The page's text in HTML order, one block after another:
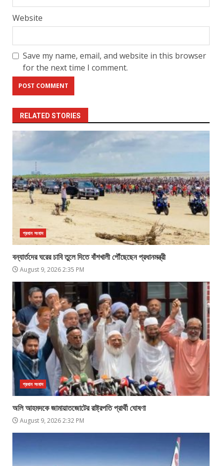
Website
Save my name, email, and website in this browser
for the next time I comment.
RELATED STORIES
প্রধান সংবাদ
বন্যার্তদের ঘরের চাবি তুলে দিতে বাঁশখালী পৌঁছেছেন প্রধানমন্ত্রী
August 9, 2026 2:35 PM
প্রধান সংবাদ
অলি আহমদকে জামায়াতজোটের রাষ্ট্রপতি প্রার্থী ঘোষণা
August 9, 2026 2:32 PM